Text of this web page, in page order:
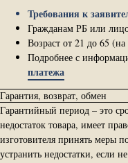
Требования к
Гражданам РБ или
Возраст от 21 до 65
Подробнее с
платежа
Гарантия, возврат, обмен
Гарантийный период – это
недостаток товара, имеет
изготовителя принять меры
устранить недостатки, если